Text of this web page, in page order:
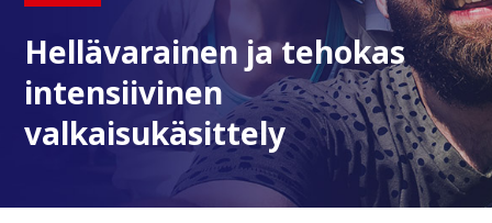
Hellävarainen ja tehokas
intensiivinen
valkaisukäsittely